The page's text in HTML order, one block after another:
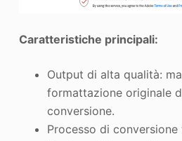
Caratteristiche principali:
Output di alta qualità:
formattazione originale
conversione.
Processo di